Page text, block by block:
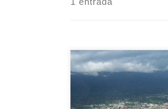
El nerviosismo del
Ecuatorial ha crecido
de la Candidatura